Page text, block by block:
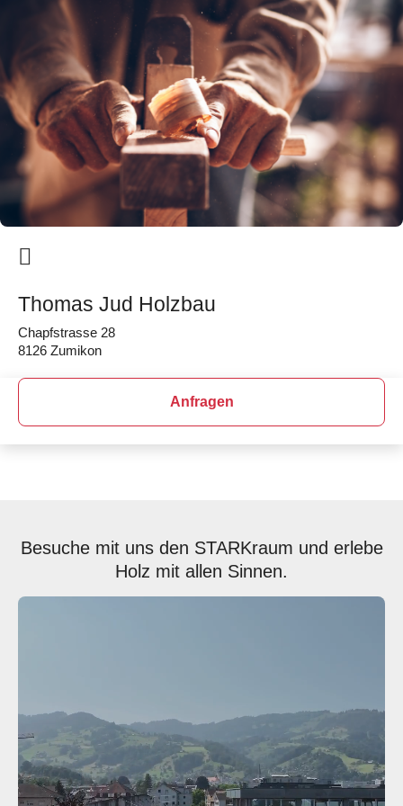
Thomas Jud Holzbau
Chapfstrasse 28
8126 Zumikon
Anfragen
Besuche mit uns den STARKraum und erlebe
Holz mit allen Sinnen.